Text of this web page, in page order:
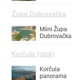
Župa Dubrovačka
Mlini Župa
Dubrovačka
Korčula (otok)
Korčula
panorama